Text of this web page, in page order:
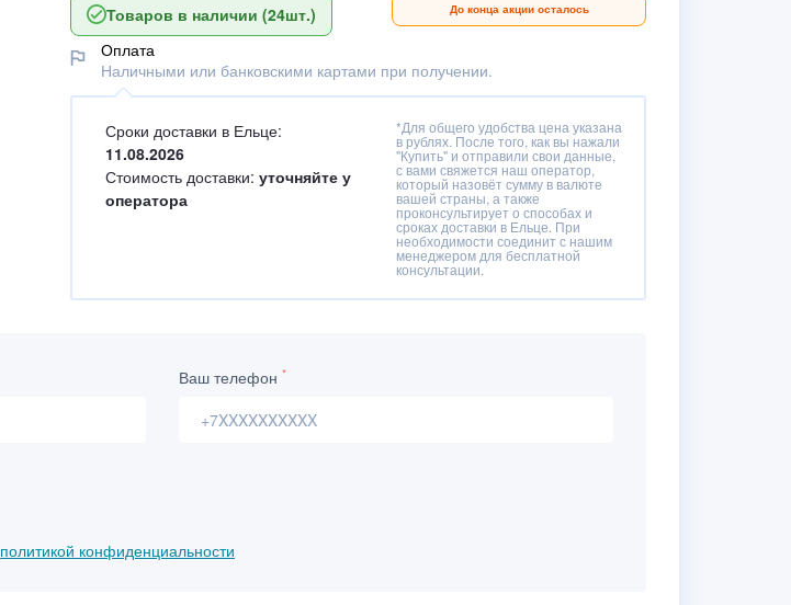
Товаров в наличии (24шт.) До конца акции осталось
Оплата
Наличными или банковскими картами при получении.
Сроки доставки в Ельце:
11.08.2026
Стоимость доставки: уточняйте у
оператора
*Для общего удобства цена указана
в рублях. После того, как вы нажали
"Купить" и отправили свои данные,
с вами свяжется наш оператор,
который назовёт сумму в валюте
вашей страны, а также
проконсультирует о способах и
сроках доставки в Ельце. При
необходимости соединит с нашим
менеджером для бесплатной
консультации.
Ваш телефон *
политикой конфиденциальности